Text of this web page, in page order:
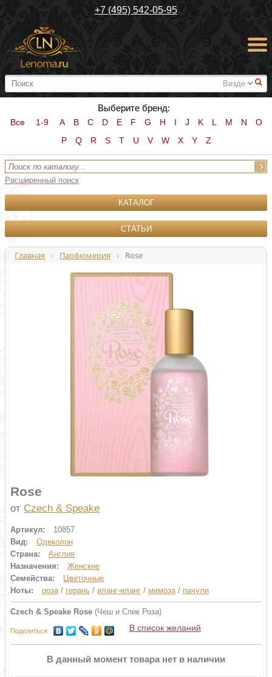
+7 (495) 542-05-95
#
Выберите бренд:
Все 1-9 A B C D E F G H I J K L M N
O
P
Q R S T U V W X Y Z
Расширенный поиск
КАТАЛОГ
СТАТЬИ
Главная Парфюмерия Rose
Rose
от Czech & Speake
Артикул:
10857
Вид:
Одеколон
Страна:
Англия
Назначения:
Женские
Семейства:
Цветочные
Ноты:
роза/ герань / иланг-иланг / мимоза/ пачули
Czech & Speake Rose (Чеш и Спик Роза)
Поделиться В список желаний
В данный момент товара нет в наличии